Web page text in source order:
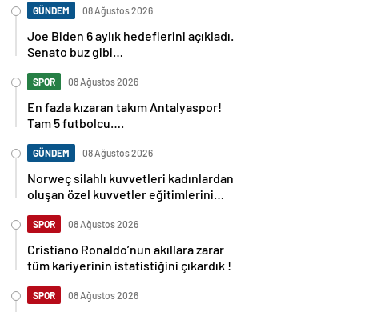
GÜNDEM 08 Ağustos 2026
Joe Biden 6 aylık hedeflerini açıkladı.
Senato buz gibi…
SPOR 08 Ağustos 2026
En fazla kızaran takım Antalyaspor!
Tam 5 futbolcu….
GÜNDEM 08 Ağustos 2026
Norweç silahlı kuvvetleri kadınlardan
oluşan özel kuvvetler eğitimlerini
SPOR 08 Ağustos 2026
Cristiano Ronaldo’nun akıllara zarar
tüm kariyerinin istatistiğini çıkardık !
SPOR 08 Ağustos 2026